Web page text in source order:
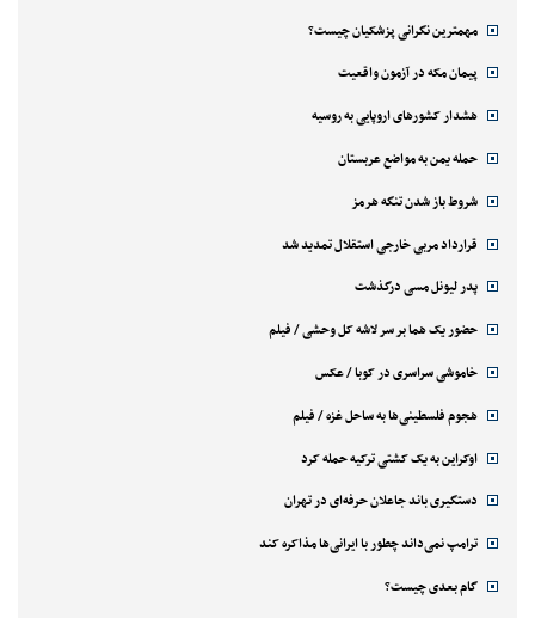
مهمترین نگرانی پزشکیان چیست؟
پیمان مکه در آزمون واقعیت
هشدار کشورهای اروپایی به روسیه
حمله یمن به مواضع عربستان
شروط باز شدن تنگه هرمز
قرارداد مربی خارجی استقلال تمدید شد
پدر لیونل مسی درگذشت
حضور یک هما بر سر لاشه‌ کل وحشی / فیلم
خاموشی سراسری در کوبا / عکس
هجوم فلسطینی‌ها به ساحل غزه / فیلم
اوکراین به یک کشتی ترکیه حمله کرد
دستگیری باند جاعلان حرفه‌ای در تهران
ترامپ نمی‌داند چطور با ایرانی‌ها مذاکره کند
گام بعدی چیست؟